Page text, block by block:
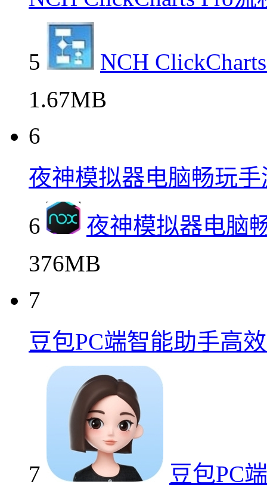
5
NCH
1.67MB
6
夜神模拟器电脑畅玩
6
夜神模拟器电脑
376MB
7
豆包PC端智能助手高
7 豆包PC